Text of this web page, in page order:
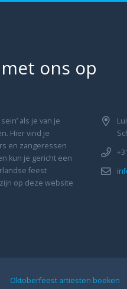
ons op
als je van je
Hier vind je
en zangeressen
kun je gericht een
feest
op deze website
Oktoberfeest artiesten boeken